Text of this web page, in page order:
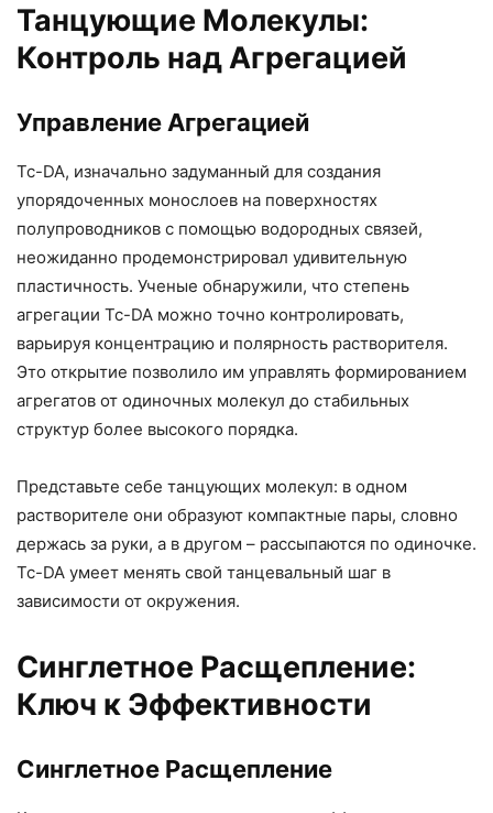
Танцующие Молекулы:
Контроль над Агрегацией
Управление Агрегацией
Tc-DA, изначально задуманный для создания
упорядоченных монослоев на поверхностях
полупроводников с помощью водородных связей,
неожиданно продемонстрировал удивительную
пластичность. Ученые обнаружили, что степень
агрегации Tc-DA можно точно контролировать,
варьируя концентрацию и полярность растворителя.
Это открытие позволило им управлять формированием
агрегатов от одиночных молекул до стабильных
структур более высокого порядка.
Представьте себе танцующих молекул: в одном
растворителе они образуют компактные пары, словно
держась за руки, а в другом – рассыпаются по одиночке.
Tc-DA умеет менять свой танцевальный шаг в
зависимости от окружения.
Синглетное Расщепление:
Ключ к Эффективности
Синглетное Расщепление